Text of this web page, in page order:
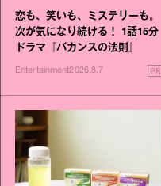
恋も、笑いも、ミステリーも。
次が気になり続ける！ 1話15分
ドラマ『バカンスの法則』
Entertainment2026.8.7 PR